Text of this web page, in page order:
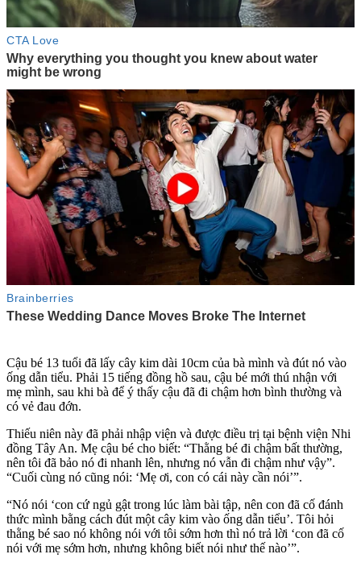
Cậu bé 13 tuổi đã lấy cây kim dài 10cm của bà mình và đút nó vào
ống dẫn tiểu. Phải 15 tiếng đồng hồ sau, cậu bé mới thú nhận với
mẹ mình, sau khi bà để ý thấy cậu đã đi chậm hơn bình thường và
có vẻ đau đớn.
Thiếu niên này đã phải nhập viện và được điều trị tại bệnh viện Nhi
đồng Tây An. Mẹ cậu bé cho biết: “Thằng bé đi chậm bất thường,
nên tôi đã bảo nó đi nhanh lên, nhưng nó vẫn đi chậm như vậy”.
“Cuối cùng nó cũng nói: ‘Mẹ ơi, con có cái này cần nói’”.
“Nó nói ‘con cứ ngủ gật trong lúc làm bài tập, nên con đã cố đánh
thức mình bằng cách đút một cây kim vào ống dẫn tiểu’. Tôi hỏi
thằng bé sao nó không nói với tôi sớm hơn thì nó trả lời ‘con đã cố
nói với mẹ sớm hơn, nhưng không biết nói như thế nào’”.